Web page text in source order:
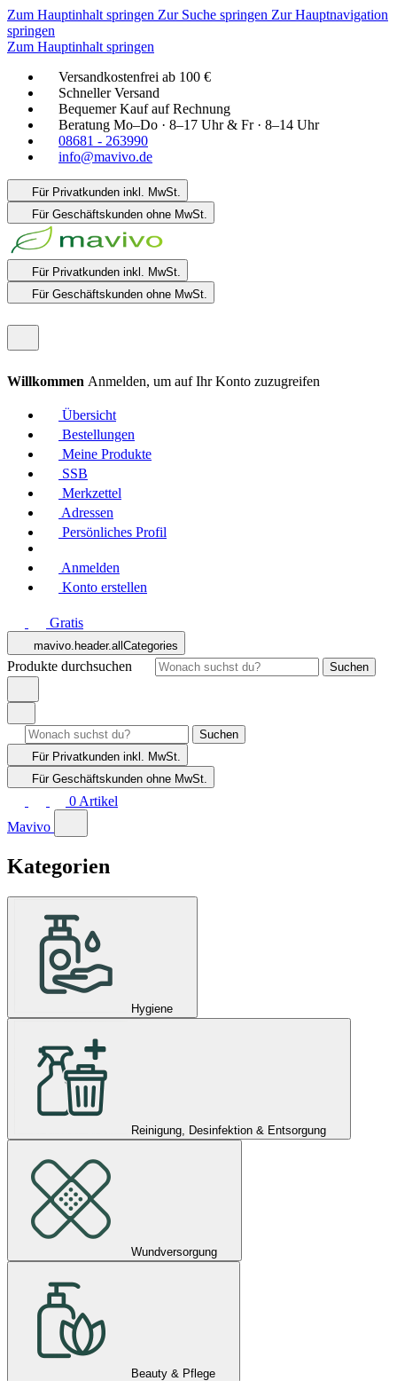
Zum Hauptinhalt springen Zur Suche springen Zur Hauptnavigation
springen
Zum Hauptinhalt springen
Versandkostenfrei ab 100 €
Schneller Versand
Bequemer Kauf auf Rechnung
Beratung Mo–Do · 8–17 Uhr & Fr · 8–14 Uhr
08681 - 263990
info@mavivo.de
Für Privatkunden inkl. MwSt.
Für Geschäftskunden ohne MwSt.
Für Privatkunden inkl. MwSt.
Für Geschäftskunden ohne MwSt.
Willkommen Anmelden, um auf Ihr Konto zuzugreifen
Übersicht
Bestellungen
Meine Produkte
SSB
Merkzettel
Adressen
Persönliches Profil
Anmelden
Konto erstellen
Gratis
mavivo.header.allCategories
Produkte durchsuchen Suchen
Suchen
Für Privatkunden inkl. MwSt.
Für Geschäftskunden ohne MwSt.
0 Artikel
Mavivo
Kategorien
Hygiene
Reinigung, Desinfektion & Entsorgung
Wundversorgung
Beauty & Pflege